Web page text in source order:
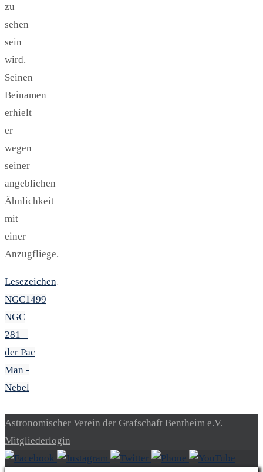
zu
sehen
sein
wird.
Seinen
Beinamen
erhielt
er
wegen
seiner
angeblichen
Ähnlichkeit
mit
einer
Anzugfliege.
Lesezeichen.
NGC1499
NGC
281 –
der Pac
Man -
Nebel
Astronomischer Verein der Grafschaft Bentheim e.V.
Mitgliederlogin